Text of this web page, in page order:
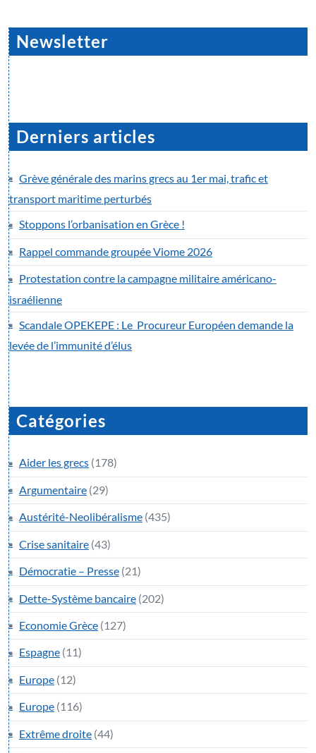
Newsletter
Derniers articles
Grève générale des marins grecs au 1er mai, trafic et
transport maritime perturbés
Stoppons l’orbanisation en Grèce !
Rappel commande groupée Viome 2026
Protestation contre la campagne militaire américano-
israélienne
Scandale OPEKEPE : Le Procureur Européen demande la
levée de l’immunité d’élus
Catégories
Aider les grecs (178)
Argumentaire (29)
Austérité-Neolibéralisme (435)
Crise sanitaire (43)
Démocratie – Presse (21)
Dette-Système bancaire (202)
Economie Grèce (127)
Espagne (11)
Europe (12)
Europe (116)
Extrême droite (44)